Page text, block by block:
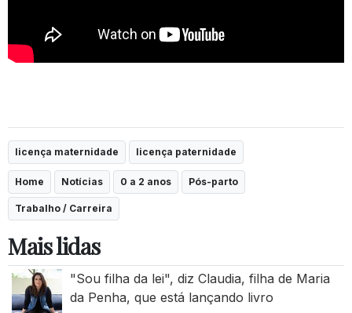
licença maternidade licença paternidade
Home Notícias 0 a 2 anos Pós-parto
Trabalho / Carreira
Mais lidas
"Sou filha da lei", diz Claudia, filha de Maria
da Penha, que está lançando livro